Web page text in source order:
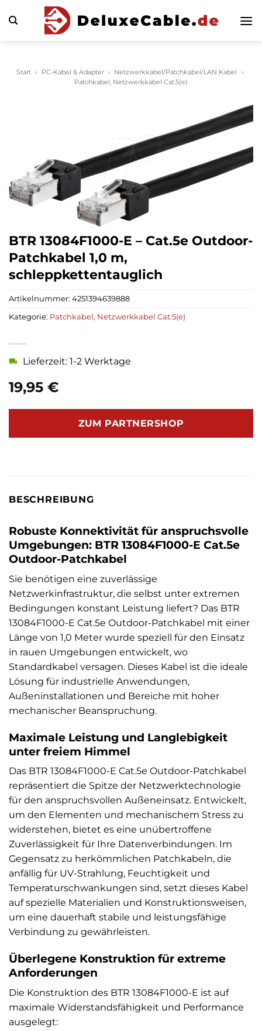
Inhalt
Start » PC-Kabel & Adapter » Netzwerkkabel/Patchkabel/LAN Kabel
»
Patchkabel, Netzwerkkabel Cat.5(e)
BTR 13084F1000-E – Cat.5e Outdoor-
Patchkabel 1,0 m,
schleppkettentauglich
19,95 €
Lieferzeit: 1-2 Werktage
ZUM PARTNERSHOP
Artikelnummer: 4251394639888
Kategorie: Patchkabel, Netzwerkkabel Cat.5(e)
BESCHREIBUNG
Robuste Konnektivität für anspruchsvolle
Umgebungen: BTR 13084F1000-E Cat.5e
Outdoor-Patchkabel
Sie benötigen eine zuverlässige
Netzwerkinfrastruktur, die selbst unter extremen
Bedingungen konstant Leistung liefert? Das BTR
13084F1000-E Cat.5e Outdoor-Patchkabel mit einer
Länge von 1,0 Meter wurde speziell für den Einsatz
in rauen Umgebungen entwickelt, wo
Standardkabel versagen. Dieses Kabel ist die ideale
Lösung für industrielle Anwendungen,
Außeninstallationen und Bereiche mit hoher
mechanischer Beanspruchung.
Maximale Leistung und Langlebigkeit
unter freiem Himmel
Das BTR 13084F1000-E Cat.5e Outdoor-Patchkabel
repräsentiert die Spitze der Netzwerktechnologie
für den anspruchsvollen Außeneinsatz. Entwickelt,
um den Elementen und mechanischem Stress zu
widerstehen, bietet es eine unübertroffene
Zuverlässigkeit für Ihre Datenverbindungen. Im
Gegensatz zu herkömmlichen Patchkabeln, die
anfällig für UV-Strahlung, Feuchtigkeit und
Temperaturschwankungen sind, setzt dieses Kabel
auf spezielle Materialien und Konstruktionsweisen,
um eine dauerhaft stabile und leistungsfähige
Verbindung zu gewährleisten.
Überlegene Konstruktion für extreme
Anforderungen
Die Konstruktion des BTR 13084F1000-E ist auf
maximale Widerstandsfähigkeit und Performance
ausgelegt: